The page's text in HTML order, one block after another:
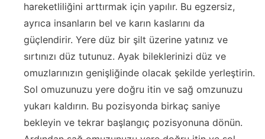
hareketliliğini arttırmak için yapılır. Bu egzersiz,
ayrıca insanların bel ve karın kaslarını da
güçlendirir. Yere düz bir şilt üzerine yatınız ve
sırtınızı düz tutunuz. Ayak bileklerinizi düz ve
omuzlarınızın genişliğinde olacak şekilde yerleştirin.
Sol omuzunuzu yere doğru itin ve sağ omzunuzu
yukarı kaldırın. Bu pozisyonda birkaç saniye
bekleyin ve tekrar başlangıç pozisyonuna dönün.